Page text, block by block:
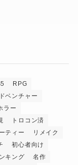
RPG
ベンチャー
ラー
トロコン済
ティー
リメイク
初心者向け
キング 名作